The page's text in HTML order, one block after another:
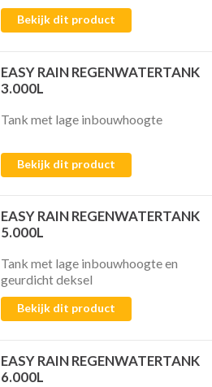
Bekijk dit product
EASY RAIN REGENWATERTANK
3.000L
Tank met lage inbouwhoogte
Bekijk dit product
EASY RAIN REGENWATERTANK
5.000L
Tank met lage inbouwhoogte en
geurdicht deksel
Bekijk dit product
EASY RAIN REGENWATERTANK
6.000L